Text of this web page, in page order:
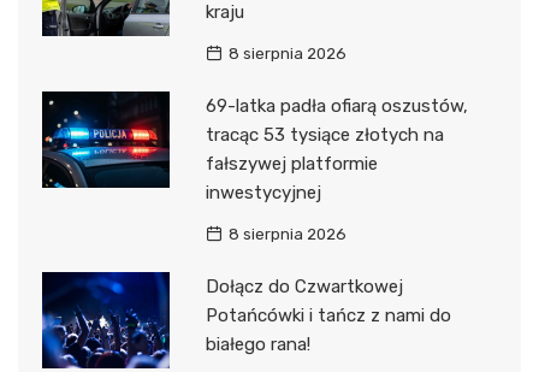
kraju
8 sierpnia 2026
69-latka padła ofiarą oszustów,
tracąc 53 tysiące złotych na
fałszywej platformie
inwestycyjnej
8 sierpnia 2026
Dołącz do Czwartkowej
Potańcówki i tańcz z nami do
białego rana!